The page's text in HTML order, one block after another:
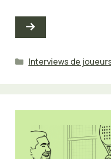
Catégories
Interviews de